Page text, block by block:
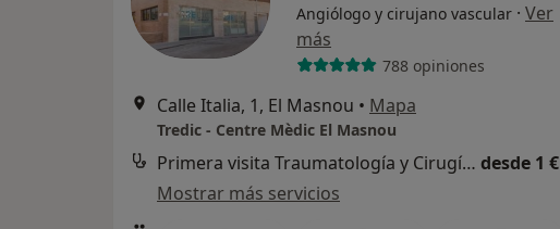
Angiólogo y cirujano vascular · Ver
más
788 opiniones
Calle Italia, 1, El Masnou • Mapa
Tredic - Centre Mèdic El Masnou
Primera visita Traumatología y Cirugía Ortopédica desde 1 €
Mostrar más servicios